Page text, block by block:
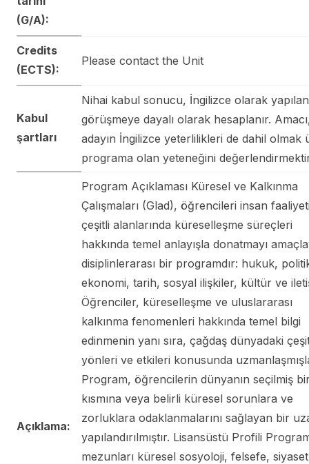
(G/A):
Credits
(ECTS):
Please contact the Unit
Kabul
şartları
Nihai kabul sonucu, İngilizce olarak yapılan
görüşmeye dayalı olarak hesaplanır.
adayın İngilizce yeterlilikleri de dahil olmak
programa olan yeteneğini
Açıklama:
Program Açıklaması Küresel ve Kalkınma
Çalışmaları (Glad), öğrencileri insan
çeşitli alanlarında küreselleşme süreçleri
hakkında temel anlayışla donatmayı
disiplinlerarası bir programdır: hukuk,
ekonomi, tarih, sosyal ilişkiler, kültür ve
Öğrenciler, küreselleşme ve uluslararası
kalkınma fenomenleri hakkında temel bilgi
edinmenin yanı sıra, çağdaş dünyadaki
yönleri ve etkileri konusunda
Program, öğrencilerin dünyanın seçilmiş
kısmına veya belirli küresel sorunlara ve
zorluklara odaklanmalarını sağlayan bir
yapılandırılmıştır. Lisansüstü Profili
mezunları küresel sosyoloji, felsefe,